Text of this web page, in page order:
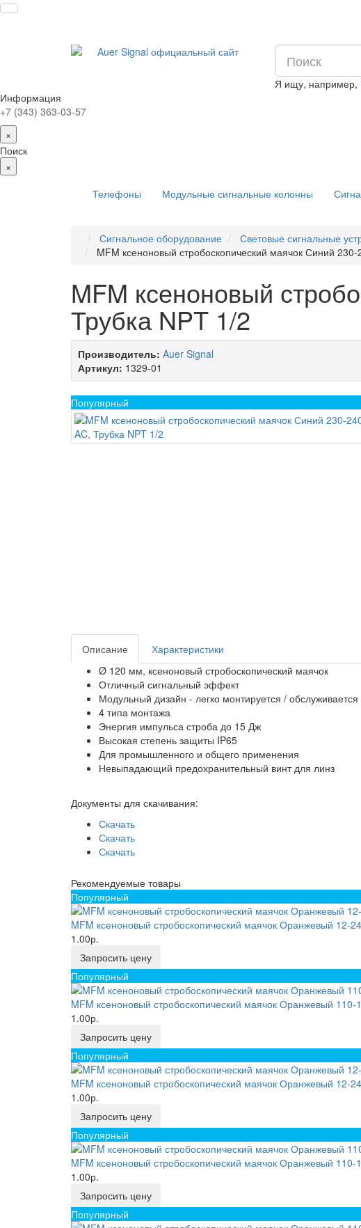
Я ищу, например,
Информация
+7 (343) 363-03-57
×
Поиск
×
Телефоны
Модульные сигнальные колонны
Сигнальное оборудование Световые сигнальные
MFM ксеноновый стробоскопический маячок Синий
MFM ксеноновый
Трубка NPT 1/2
Производитель: Auer Signal
Артикул: 1329-01
Популярный
Описание
Характеристики
Ø 120 мм, ксеноновый стробоскопический маячок
Отличный сигнальный эффект
Модульный дизайн - легко монтируется / обслуживается
4 типа монтажа
Энергия импульса строба до 15 Дж
Высокая степень защиты IP65
Для промышленного и общего применения
Невыпадающий предохранительный винт для линз
Документы для скачивания:
Скачать
Скачать
Скачать
Рекомендуемые товары
Популярный
MFM ксеноновый стробоскопический маячок Оранжевый 12-
1.00р.
Запросить цену
Популярный
MFM ксеноновый стробоскопический маячок Оранжевый 110-
1.00р.
Запросить цену
Популярный
MFM ксеноновый стробоскопический маячок Оранжевый 12-
1.00р.
Запросить цену
Популярный
MFM ксеноновый стробоскопический маячок Оранжевый 110-
1.00р.
Запросить цену
Популярный